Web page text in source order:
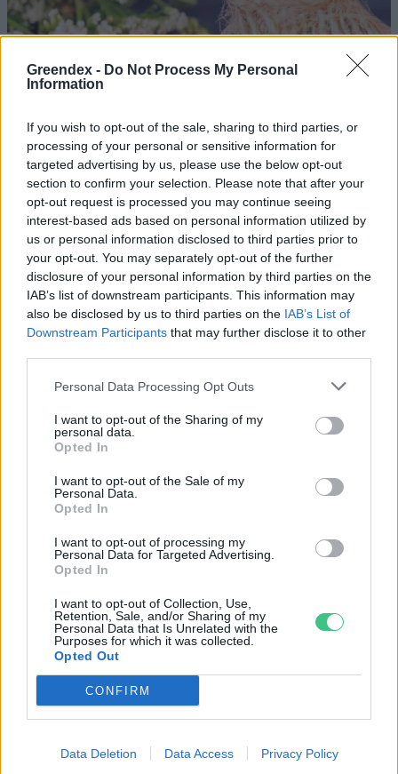
Greendex - Do Not Process My Personal
Information
If you wish to opt-out of the sale, sharing to third parties, or
processing of your personal or sensitive information for
targeted advertising by us, please use the below opt-out
section to confirm your selection. Please note that after your
opt-out request is processed you may continue seeing
interest-based ads based on personal information utilized by
us or personal information disclosed to third parties prior to
your opt-out. You may separately opt-out of the further
disclosure of your personal information by third parties on the
IAB’s list of downstream participants. This information may
also be disclosed by us to third parties on the IAB’s List of
Downstream Participants that may further disclose it to other
Personal Data Processing Opt Outs
I want to opt-out of the Sharing of my
personal data.
Opted In
I want to opt-out of the Sale of my
Personal Data.
Opted In
I want to opt-out of processing my
Personal Data for Targeted Advertising.
Opted In
I want to opt-out of Collection, Use,
Retention, Sale, and/or Sharing of my
Personal Data that Is Unrelated with the
Purposes for which it was collected.
Opted Out
CONFIRM
Data Deletion Data Access Privacy Policy
Ezt a növényt már az őskorban is ismerték, a népi gyógyászatban
pedig ma is számos betegség ellen használják.
Születésnapi programokkal várja a
hétvégén a közönséget a 160 éves
Fővárosi Állatkert
Szedd magad őszibarack: itt vannak
a legjobb lelőhelyek!
SZEMLE